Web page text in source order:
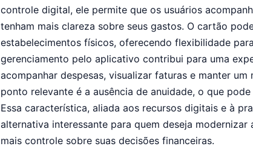
controle digital, ele permite que os usuários
tenham mais clareza sobre seus gastos. O cartão
estabelecimentos físicos, oferecendo flexibilidade
gerenciamento pelo aplicativo contribui para uma
acompanhar despesas, visualizar faturas e manter
ponto relevante é a ausência de anuidade, o que
Essa característica, aliada aos recursos digitais e à
alternativa interessante para quem deseja
mais controle sobre suas decisões financeiras.